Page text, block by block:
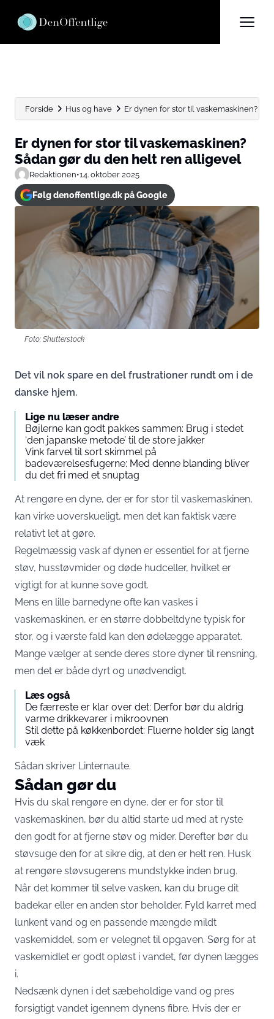
Forside Hus og have Er dynen for stor til vaskemaskinen?
Er dynen for stor til vaskemaskinen?
Sådan gør du den helt ren alligevel
Redaktionen•14. oktober 2025
Følg denoffentlige.dk på Google
Foto: Shutterstock
Det vil nok spare en del frustrationer rundt om i de
danske hjem.
Lige nu læser andre
Bøjlerne kan godt pakkes sammen: Brug i stedet
‘den japanske metode’ til de store jakker
Vink farvel til sort skimmel på
badeværelsesfugerne: Med denne blanding bliver
du det fri med et snuptag
At rengøre en dyne, der er for stor til vaskemaskinen,
kan virke uoverskueligt, men det kan faktisk være
relativt let at gøre.
Regelmæssig vask af dynen er essentiel for at fjerne
støv, husstøvmider og døde hudceller, hvilket er
vigtigt for at kunne sove godt.
Mens en lille barnedyne ofte kan vaskes i
vaskemaskinen, er en større dobbeltdyne typisk for
stor, og i værste fald kan den ødelægge apparatet.
Mange vælger at sende deres store dyner til rensning,
men det er både dyrt og unødvendigt.
Læs også
De færreste er klar over det: Derfor bør du aldrig
varme drikkevarer i mikroovnen
Stil dette på køkkenbordet: Fluerne holder sig langt
væk
Sådan skriver Linternaute.
Sådan gør du
Hvis du skal rengøre en dyne, der er for stor til
vaskemaskinen, bør du altid starte ud med at ryste
den godt for at fjerne støv og mider. Derefter bør du
støvsuge den for at sikre dig, at den er helt ren. Husk
at rengøre støvsugerens mundstykke inden brug.
Når det kommer til selve vasken, kan du bruge dit
badekar eller en anden stor beholder. Fyld karret med
lunkent vand og en passende mængde mildt
vaskemiddel, som er velegnet til opgaven. Sørg for at
vaskemidlet er godt opløst i vandet, før dynen lægges
i.
Nedsænk dynen i det sæbeholdige vand og pres
forsigtigt vandet igennem dynens fibre. Hvis der er